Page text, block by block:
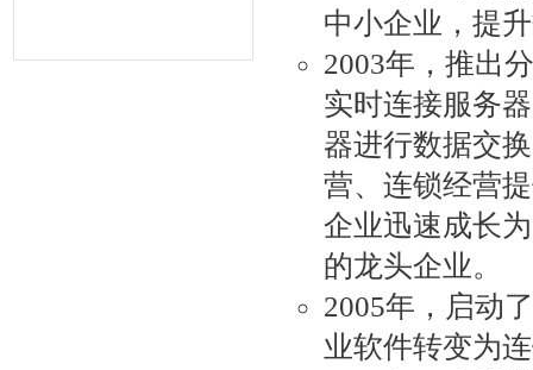
中小企业，提
2003年，推出
实时连接服务
器进行数据交
营、连锁经营
企业迅速成长
的龙头企业。
2005年，启动
业软件转变为